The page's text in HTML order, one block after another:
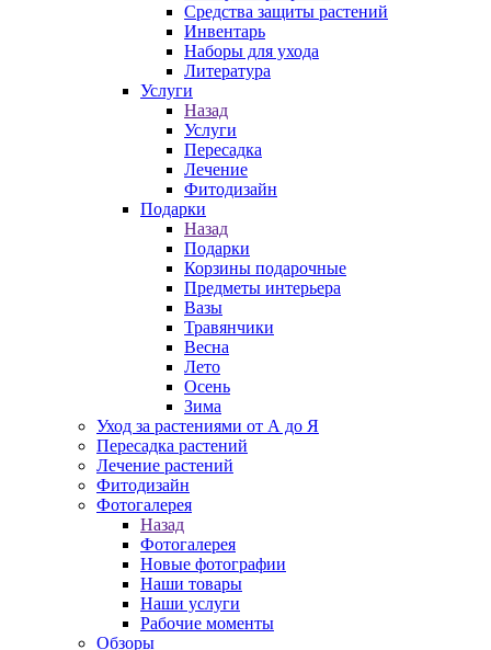
Средства защиты растений
Инвентарь
Наборы для ухода
Литература
Услуги
Назад
Услуги
Пересадка
Лечение
Фитодизайн
Подарки
Назад
Подарки
Корзины подарочные
Предметы интерьера
Вазы
Травянчики
Весна
Лето
Осень
Зима
Уход за растениями от А до Я
Пересадка растений
Лечение растений
Фитодизайн
Фотогалерея
Назад
Фотогалерея
Новые фотографии
Наши товары
Наши услуги
Рабочие моменты
Обзоры